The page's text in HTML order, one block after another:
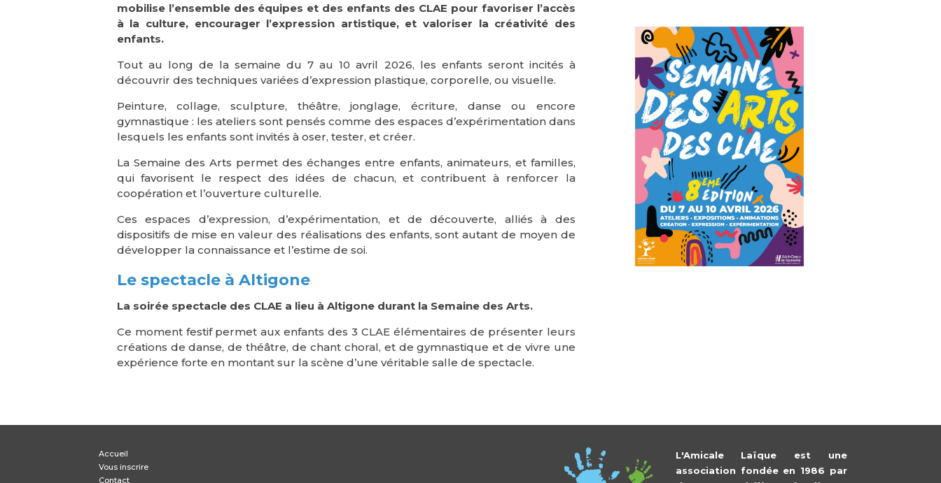
mobilise l’ensemble des équipes et des enfants des CLAE pour favoriser l’accès
à la culture, encourager l’expression artistique, et valoriser la créativité des
enfants.
Tout au long de la semaine du 7 au 10 avril 2026, les enfants seront incités à
découvrir des techniques variées d’expression plastique, corporelle, ou visuelle.
Peinture, collage, sculpture, théâtre, jonglage, écriture, danse ou encore
gymnastique : les ateliers sont pensés comme des espaces d’expérimentation dans
lesquels les enfants sont invités à oser, tester, et créer.
La Semaine des Arts permet des échanges entre enfants, animateurs, et familles,
qui favorisent le respect des idées de chacun, et contribuent à renforcer la
coopération et l’ouverture culturelle.
Ces espaces d’expression, d’expérimentation, et de découverte, alliés à des
dispositifs de mise en valeur des réalisations des enfants, sont autant de moyen de
développer la connaissance et l’estime de soi.
Le spectacle à Altigone
La soirée spectacle des CLAE a lieu à Altigone durant la Semaine des Arts.
Ce moment festif permet aux enfants des 3 CLAE élémentaires de présenter leurs
créations de danse, de théâtre, de chant choral, et de gymnastique et de vivre une
expérience forte en montant sur la scène d’une véritable salle de spectacle.
Accueil
Vous inscrire
Contact
L'Amicale Laïque est une
association fondée en 1986 par